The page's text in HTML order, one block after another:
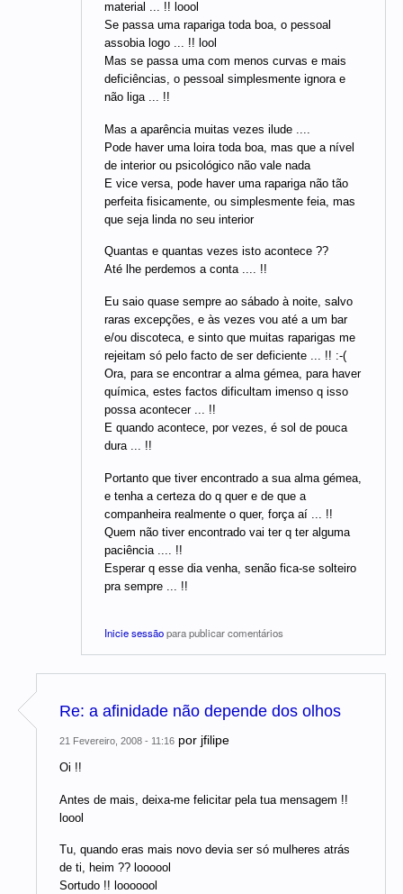
material ... !! loool
Se passa uma rapariga toda boa, o pessoal
assobia logo ... !! lool
Mas se passa uma com menos curvas e mais
deficiências, o pessoal simplesmente ignora e
não liga ... !!
Mas a aparência muitas vezes ilude ....
Pode haver uma loira toda boa, mas que a nível
de interior ou psicológico não vale nada
E vice versa, pode haver uma rapariga não tão
perfeita fisicamente, ou simplesmente feia, mas
que seja linda no seu interior
Quantas e quantas vezes isto acontece ??
Até lhe perdemos a conta .... !!
Eu saio quase sempre ao sábado à noite, salvo
raras excepções, e às vezes vou até a um bar
e/ou discoteca, e sinto que muitas raparigas me
rejeitam só pelo facto de ser deficiente ... !! :-(
Ora, para se encontrar a alma gémea, para haver
química, estes factos dificultam imenso q isso
possa acontecer ... !!
E quando acontece, por vezes, é sol de pouca
dura ... !!
Portanto que tiver encontrado a sua alma gémea,
e tenha a certeza do q quer e de que a
companheira realmente o quer, força aí ... !!
Quem não tiver encontrado vai ter q ter alguma
paciência .... !!
Esperar q esse dia venha, senão fica-se solteiro
pra sempre ... !!
Inicie sessãopara publicar comentários
Re: a afinidade não depende dos olhos
21 Fevereiro, 2008 - 11:16 por jfilipe
Oi !!
Antes de mais, deixa-me felicitar pela tua mensagem !!
loool
Tu, quando eras mais novo devia ser só mulheres atrás
de ti, heim ?? loooool
Sortudo !! looooool